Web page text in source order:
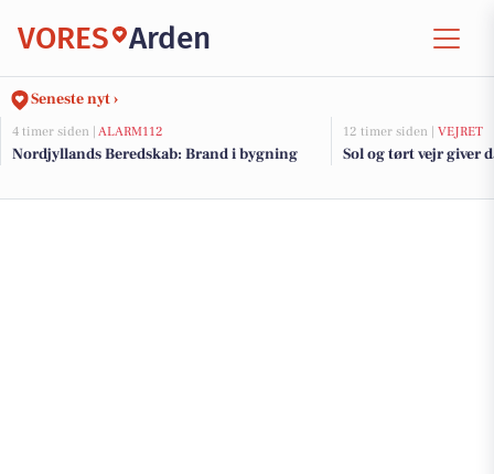
VORES Arden
Seneste nyt ›
4 timer siden | ALARM112
Nordjyllands Beredskab: Brand i bygning
12 timer siden | VEJRET
Sol og tørt vejr giver